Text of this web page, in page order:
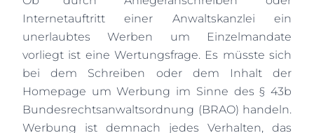
Internetauftritt einer Anwaltskanzlei ein
unerlaubtes Werben um Einzelmandate
vorliegt ist eine Wertungsfrage. Es müsste sich
bei dem Schreiben oder dem Inhalt der
Homepage um Werbung im Sinne des § 43b
Bundesrechtsanwaltsordnung (BRAO) handeln.
Werbung ist demnach jedes Verhalten, das